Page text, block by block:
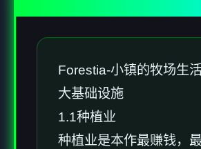
Forestia-小镇的牧场生
大基础设施
1.1种植业
种植业是本作最赚钱，